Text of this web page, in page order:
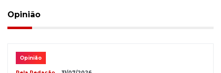
Opinião
Opinião